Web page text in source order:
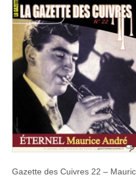
Gazette des Cuivres 22 –